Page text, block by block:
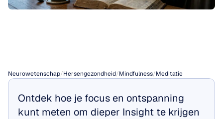
Neurowetenschap/Hersengezondheid/Mindfulness/Meditatie
Ontdek hoe je focus en ontspanning
kunt meten om dieper Insight te krijgen